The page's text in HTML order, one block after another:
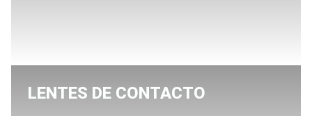
LENTES DE CONTACTO